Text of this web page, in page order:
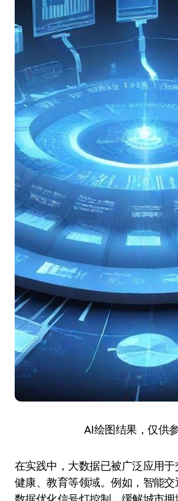
AI绘图结果，仅供
在实践中，大数据已被广泛应用
健康、教育等领域。例如，智能